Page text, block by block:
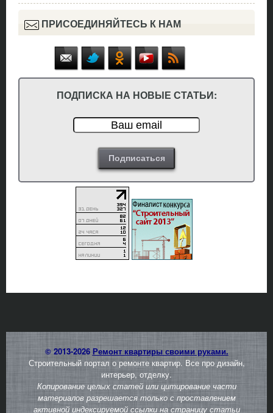
ПРИСОЕДИНЯЙТЕСЬ К НАМ
ПОДПИСКА НА НОВЫЕ СТАТЬИ:
© 2013-2026 Ремонт квартиры своими руками.
Строительный портал о ремонте квартир. Все про дизайн,
интерьер, отделку.
Копирование целых статей или цитирование части
материалов разрешается только с проставлением
активной индексируемой ссылки на страницу статьи